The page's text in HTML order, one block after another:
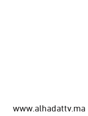
www.alhadattv.ma